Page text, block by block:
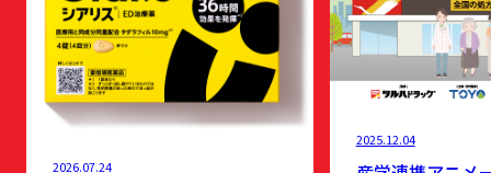
2026.07.24
2025.12.04